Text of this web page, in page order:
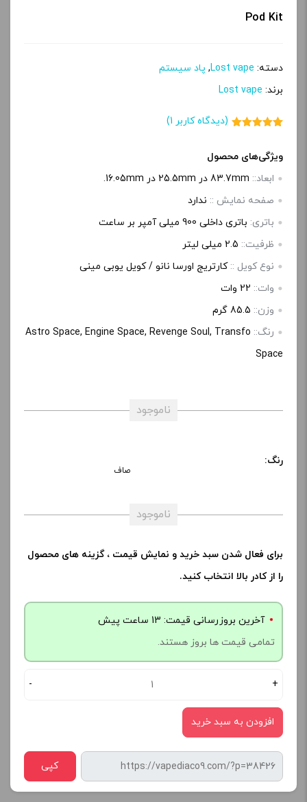
Pod Kit
دسته: Lost vape
, پاد سیستم
برند: Lost vape
مشتری
(دیدگاه کاربر 1
)
ویژگی‌های محصول
ابعاد:: 83.7mm در 25.5mm در 16.05mm.
صفحه‌ نمایش :: ندارد
باتری: باتری داخلی 900 میلی آمپر بر ساعت
ظرفیت:: 2.5 میلی لیتر
نوع کویل ::کارتریج اورسا نانو / کویل یوبی مینی
وات:: 22 وات
وزن:: 85.5 گرم
رنگ:: Astro Space, Engine Space, Revenge Soul, Transfo
Space
ناموجود
رنگ:
صاف
ناموجود
برای فعال شدن سبد خرید و نمایش قیمت ، گزینه های محصول
را از کادر بالا انتخاب کنید.
آخرین بروزرسانی قیمت: 13 ساعت پیش
تمامی قیمت ها بروز هستند.
- +
افزودن به سبد خرید
کپی